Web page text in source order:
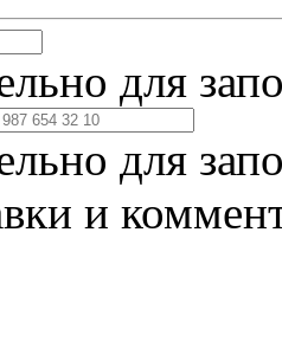
для
для
и